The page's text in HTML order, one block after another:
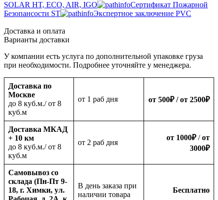
SOLAR HT, ECO, AIR, IGO
Сертификат Пожарной
Безопансости ST
Экспертное заключение PVC
Доставка и оплата
Варианты доставки
У компании есть услуга по дополнительной упаковке груза
при необходимости. Подробнее уточняйте у менеджера.
Доставка по
Москве
до 8 куб.м./ от 8
куб.м
oт 1 раб дня от 500₽/ от 2500₽
Доставка МКАД
+ 10 км
до 8 куб.м./ от 8
куб.м
oт 2 раб дня
от 1000₽/от
3000₽
Самовывоз со
склада (Пн-Пт 9-
18, г. Химки, ул.
В день заказа при
наличии товара
Бесплатно